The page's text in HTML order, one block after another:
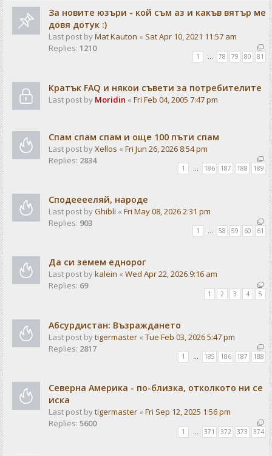
За новите юзъри - кой съм аз и какъв вятър ме
довя дотук :)
Last post byMat Kauton « Sat Apr 10, 2021 11:57 am
Replies: 1210
1 78 79 80 81
Кратък FAQ и някои съвети за потребителите
Last post by Moridin « Fri Feb 04, 2005 7:47 pm
Спам спам спам и още 100 пъти спам
Last post byXellos « Fri Jun 26, 2026 8:54 pm
Replies: 2834
1 … 186 187 188 189
Сподееееляй, народе
Last post byGhibli « Fri May 08, 2026 2:31 pm
Replies: 903
1 … 58 59 60 61
Да си земем еднорог
Last post bykalein « Wed Apr 22, 2026 9:16 am
Replies: 69
1 2 3 4 5
Абсурдистан: Възраждането
Last post bytigermaster « Tue Feb 03, 2026 5:47 pm
Replies: 2817
1 … 185 186 187 188
Северна Америка - по-близка, отколкото ни се
иска
Last post bytigermaster « Fri Sep 12, 2025 1:56 pm
Replies: 5600
1 371 372 373 374